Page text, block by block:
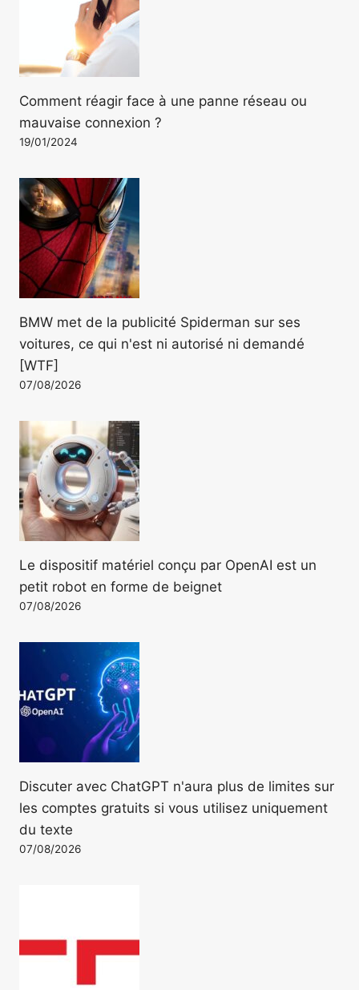
Comment réagir face à une panne réseau ou
mauvaise connexion ?
19/01/2024
BMW met de la publicité Spiderman sur ses
voitures, ce qui n'est ni autorisé ni demandé
[WTF]
07/08/2026
Le dispositif matériel conçu par OpenAI est un
petit robot en forme de beignet
07/08/2026
Discuter avec ChatGPT n'aura plus de limites sur
les comptes gratuits si vous utilisez uniquement
du texte
07/08/2026